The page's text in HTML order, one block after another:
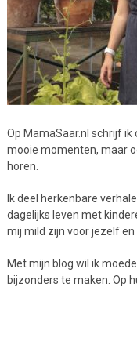
Op MamaSaar.nl schrijf ik
mooie momenten, maar
horen.
Ik deel herkenbare
dagelijks leven met
mij mild zijn voor jezelf en
Met mijn blog wil ik
bijzonders te maken. Op